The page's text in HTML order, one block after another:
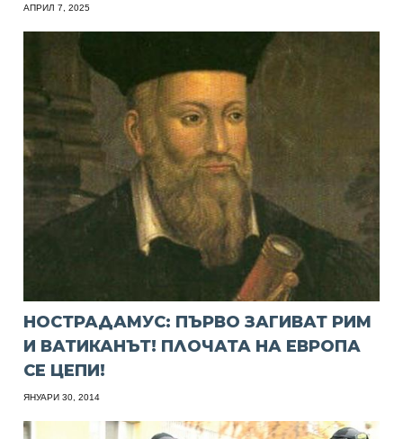
АПРИЛ 7, 2025
НОСТРАДАМУС: ПЪРВО ЗАГИВАТ РИМ
И ВАТИКАНЪТ! ПЛОЧАТА НА ЕВРОПА
СЕ ЦЕПИ!
ЯНУАРИ 30, 2014